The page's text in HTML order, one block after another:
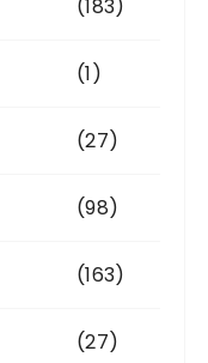
(183)
(1)
(27)
(98)
(163)
(27)